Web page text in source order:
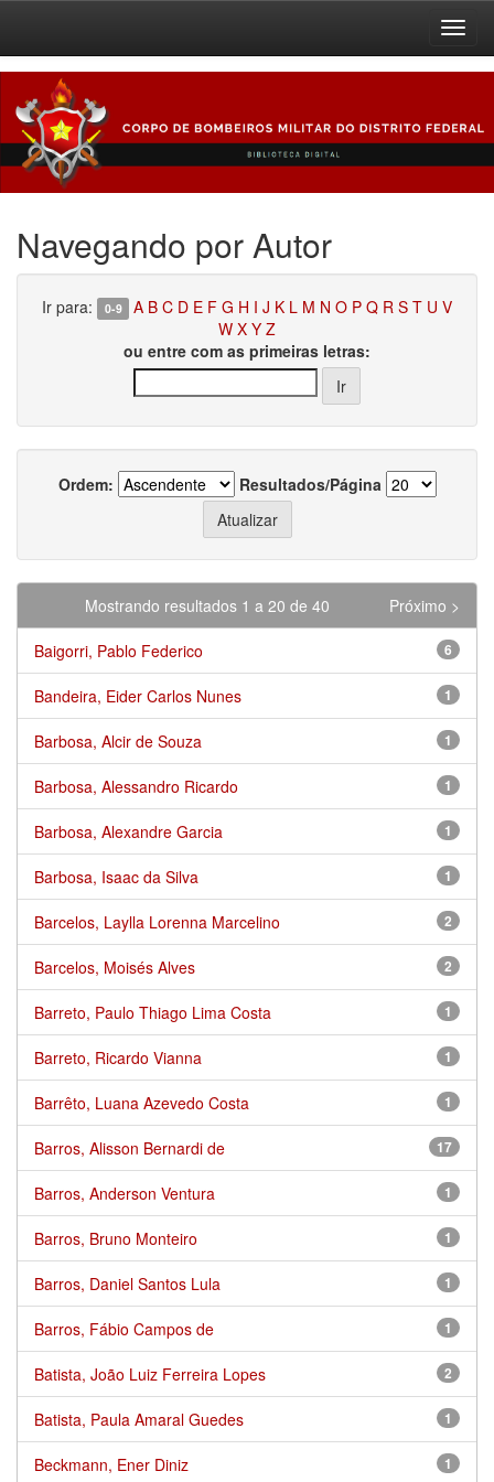
navigation
Navegando por Autor
Ir para: 0-9 A B C D E F G H I J K L M N O P Q R S T U V
W X Y Z
ou entre com as primeiras letras:
Ordem: Resultados/Página
Mostrando resultados 1 a 20 de 40 Próximo >
Baigorri, Pablo Federico 6
Bandeira, Eider Carlos Nunes 1
Barbosa, Alcir de Souza 1
Barbosa, Alessandro Ricardo 1
Barbosa, Alexandre Garcia 1
Barbosa, Isaac da Silva 1
Barcelos, Laylla Lorenna Marcelino 2
Barcelos, Moisés Alves 2
Barreto, Paulo Thiago Lima Costa 1
Barreto, Ricardo Vianna 1
Barrêto, Luana Azevedo Costa 1
Barros, Alisson Bernardi de 17
Barros, Anderson Ventura 1
Barros, Bruno Monteiro 1
Barros, Daniel Santos Lula 1
Barros, Fábio Campos de 1
Batista, João Luiz Ferreira Lopes 2
Batista, Paula Amaral Guedes 1
Beckmann, Ener Diniz 1